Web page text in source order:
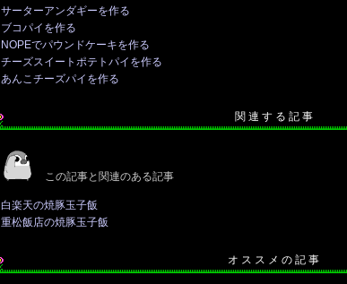
サーターアンダギーを作る
ブコパイを作る
NOPEでパウンドケーキを作る
チーズスイートポテトパイを作る
あんこチーズパイを作る
関 連 す る 記 事
この記事と関連のある記事
白楽天の焼豚玉子飯
重松飯店の焼豚玉子飯
オ ス ス メ の 記 事